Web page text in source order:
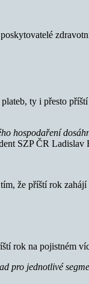
ty i přesto
hospodaření
SZP ČR Ladislav
že příští rok
na pojistném
jednotlivé